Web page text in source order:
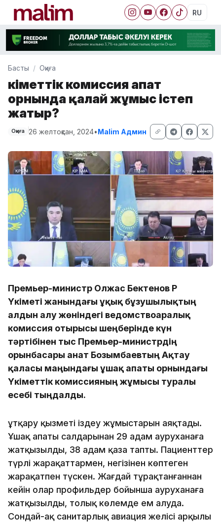
RU
Басты Оқиға
Үкіметтік комиссия апат
орнында қалай жұмыс істеп
жатыр?
Оқиға 26 желтоқсан, 2024•Malim Админ
Премьер-министр Олжас Бектенов ҚР
Үкіметі жанындағы Құқық бұзушылықтың
алдын алу жөніндегі ведомствоаралық
комиссия отырысы шеңберінде күн
тәртібінен тыс Премьер-министрдің
орынбасары Қанат Бозымбаевтың Ақтау
қаласы маңындағы ұшақ апаты орнындағы
Үкіметтік комиссияның жұмысы туралы
есебі тыңдалды.
Құтқару қызметі іздеу жұмыстарын аяқтады.
Ұшақ апаты салдарынан 29 адам ауруханаға
жатқызылды, 38 адам қаза тапты. Пациенттер
түрлі жарақаттармен, негізінен көптеген
жарақатпен түскен. Жағдай тұрақтанғаннан
кейін олар профильдер бойынша ауруханаға
жатқызылды, толық көлемде ем алуда.
Сондай-ақ санитарлық авиация желісі арқылы